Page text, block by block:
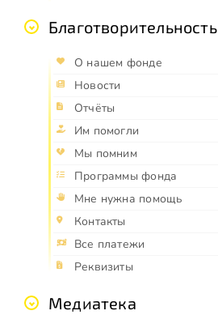
Благотворительность
О нашем фонде
Новости
Отчёты
Им помогли
Мы помним
Программы фонда
Мне нужна помощь
Контакты
Все платежи
Реквизиты
Медиатека